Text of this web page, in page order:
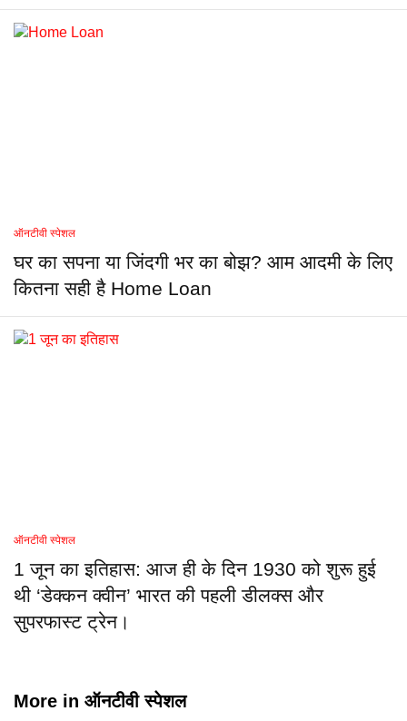
ऑनटीवी स्पेशल
घर का सपना या जिंदगी भर का बोझ? आम आदमी के लिए
कितना सही है Home Loan
ऑनटीवी स्पेशल
1 जून का इतिहास: आज ही के दिन 1930 को शुरू हुई
थी ‘डेक्कन क्वीन’ भारत की पहली डीलक्स और
सुपरफास्ट ट्रेन।
More in ऑनटीवी स्पेशल